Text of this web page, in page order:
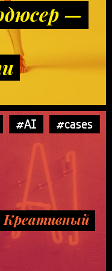
—
#AI #cases
Креативный